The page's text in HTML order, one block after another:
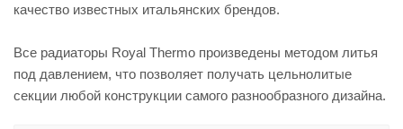
качество известных итальянских брендов.
Все радиаторы Royal Thermo произведены методом литья
под давлением, что позволяет получать цельнолитые
секции любой конструкции самого разнообразного дизайна.